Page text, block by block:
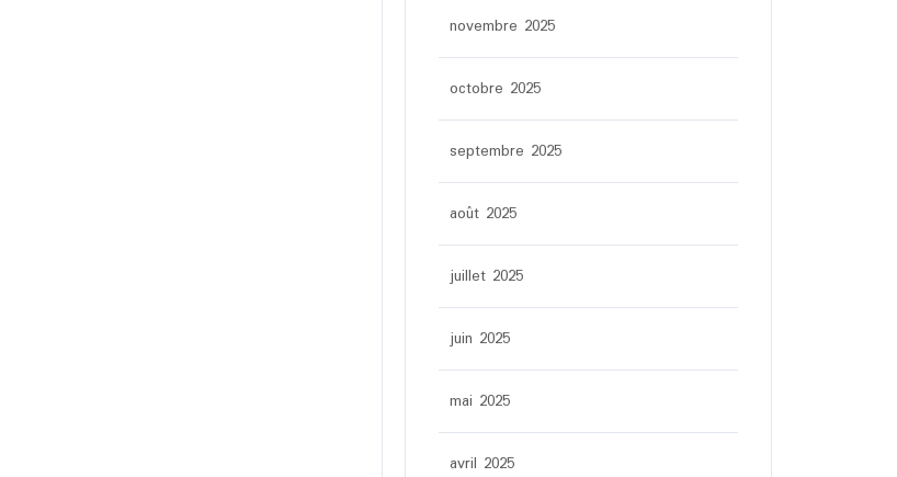
novembre 2025
octobre 2025
septembre 2025
août 2025
juillet 2025
juin 2025
mai 2025
avril 2025